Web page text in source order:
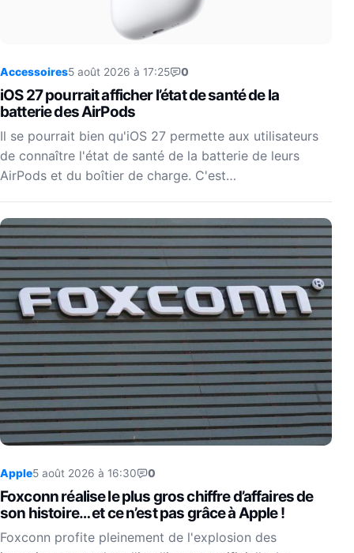
Accessoires5 août 2026 à 17:25 0
iOS 27 pourrait afficher l’état de santé de la
batterie des AirPods
Il se pourrait bien qu'iOS 27 permette aux utilisateurs
de connaître l'état de santé de la batterie de leurs
AirPods et du boîtier de charge. C'est…
Apple5 août 2026 à 16:30 0
Foxconn réalise le plus gros chiffre d’affaires de
son histoire… et ce n’est pas grâce à Apple !
Foxconn profite pleinement de l'explosion des